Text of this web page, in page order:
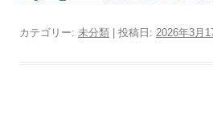
カテゴリー: 未分類 | 投稿日: 2026年3月